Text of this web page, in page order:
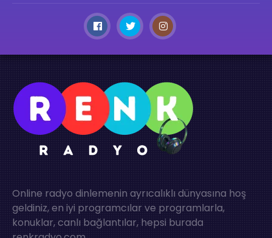
Online radyo dinlemenin ayrıcalıklı dünyasına hoş
geldiniz, en iyi programcılar ve programlarla,
konuklar, canlı bağlantılar, hepsi burada